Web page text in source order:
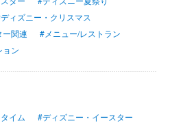
ィズニー・クリスマス
関連
#メニュー/レストラン
ョン
イム
#ディズニー・イースター